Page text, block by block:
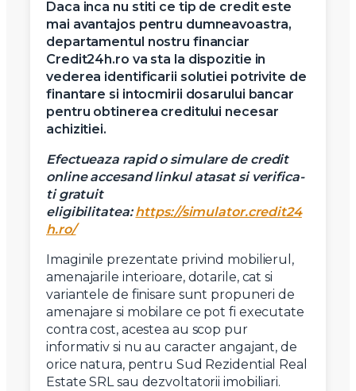
Daca inca nu stiti ce tip de credit este
mai avantajos pentru dumneavoastra,
departamentul nostru financiar
Credit24h.ro va sta la dispozitie in
vederea identificarii solutiei potrivite de
finantare si intocmirii dosarului bancar
pentru obtinerea creditului necesar
achizitiei.
Efectueaza rapid o simulare de credit
online accesand linkul atasat si verifica-
ti gratuit
eligibilitatea:https://simulator.credit24
h.ro/
Imaginile prezentate privind mobilierul,
amenajarile interioare, dotarile, cat si
variantele de finisare sunt propuneri de
amenajare si mobilare ce pot fi executate
contra cost, acestea au scop pur
informativ si nu au caracter angajant, de
orice natura, pentru Sud Rezidential Real
Estate SRL sau dezvoltatorii imobiliari.
Mesaj
Am citit si sunt de acord cutermenii si conditiile
SudRezidential.ro